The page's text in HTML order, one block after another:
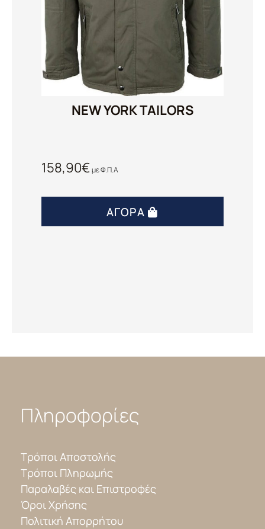
NEW YORK TAILORS
158,90€με Φ.Π.Α
ΑΓΟΡΆ
Πληροφορίες
Τρόποι Αποστολής
Τρόποι Πληρωμής
Παραλαβές και Επιστροφές
Όροι Χρήσης
Πολιτική Απορρήτου